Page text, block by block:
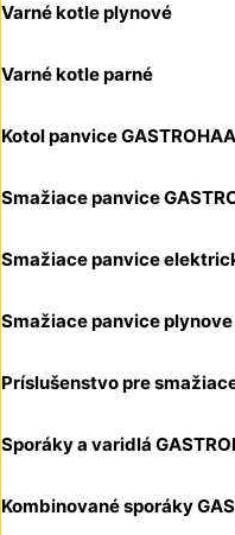
Varné kotle plynové
Varné kotle parné
Kotol panvice
Smažiace panvice
Smažiace panvice
Smažiace panvice plynove
Príslušenstvo pre
Sporáky a varidlá
Kombinované sporáky